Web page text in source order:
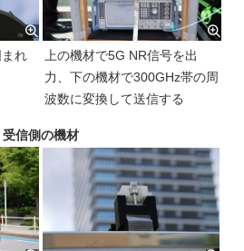
れ
上の機材で5G NR信号を出
力、下の機材で300GHz帯の周
波数に変換して送信する
受信側の機材